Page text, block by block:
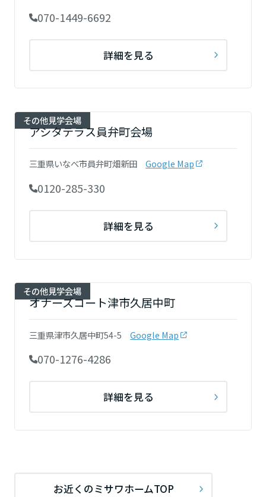
070-1449-6692
詳細を見る
その他見学会場
アシタテラス員弁町会場
三重県いなべ市員弁町畑新田 Google Map
0120-285-330
詳細を見る
その他見学会場
オナーズコート津市久居中町
三重県津市久居中町54-5 Google Map
070-1276-4286
詳細を見る
お近くのミサワホームTOP